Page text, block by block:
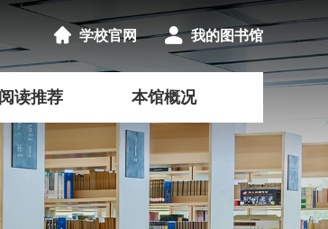
学校官网 我的图书馆
阅读推荐 本馆概况